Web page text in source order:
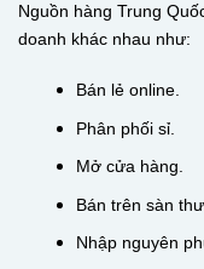
Nguồn hàng Trung
doanh khác nhau như:
Bán lẻ online.
Phân phối sỉ.
Mở cửa hàng.
Bán trên sàn
Nhập nguyên